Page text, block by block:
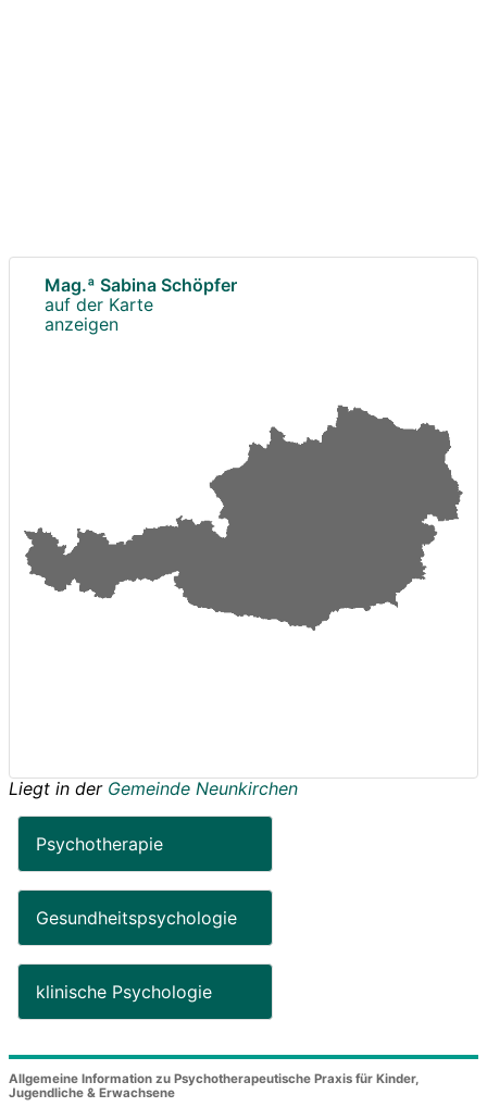
Mag.ª Sabina Schöpfer
auf der Karte
anzeigen
Liegt in der Gemeinde Neunkirchen
Psychotherapie
Gesundheitspsychologie
klinische Psychologie
Allgemeine Information zu Psychotherapeutische Praxis für Kinder,
Jugendliche & Erwachsene